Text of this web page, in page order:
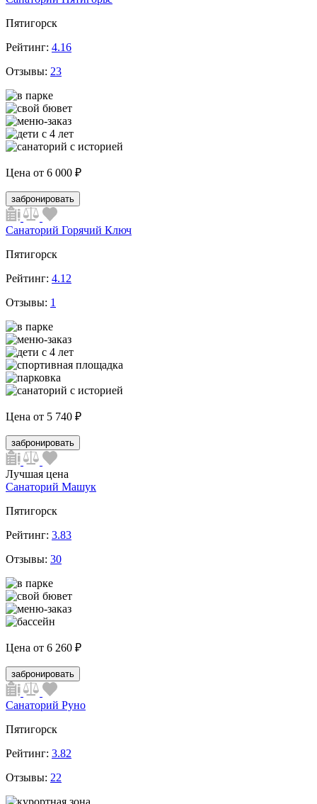
Пятигорск
Рейтинг: 4.16
Отзывы: 23
Цена от 6 000 ₽
забронировать
Санаторий Горячий Ключ
Пятигорск
Рейтинг: 4.12
Отзывы: 1
Цена от 5 740 ₽
забронировать
Лучшая цена
Санаторий Машук
Пятигорск
Рейтинг: 3.83
Отзывы: 30
Цена от 6 260 ₽
забронировать
Санаторий Руно
Пятигорск
Рейтинг: 3.82
Отзывы: 22